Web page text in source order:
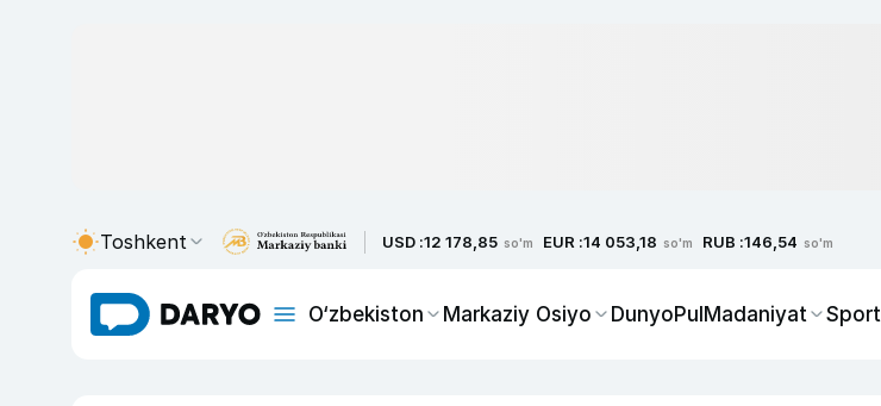
Toshkent USD :12 178,85 so'm EUR :14 053,18 so'm RUB :146,54 so'm
O‘zbekiston Markaziy Osiyo DunyoPulMadaniyat Sport